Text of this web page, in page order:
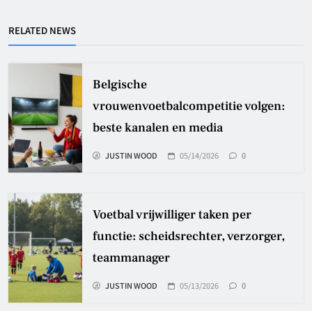
RELATED NEWS
Belgische
vrouwenvoetbalcompetitie volgen:
beste kanalen en media
JUSTIN WOOD 05/14/2026 0
Voetbal vrijwilliger taken per
functie: scheidsrechter, verzorger,
teammanager
JUSTIN WOOD 05/13/2026 0